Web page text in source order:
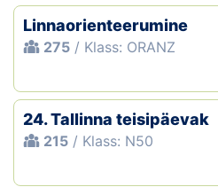
Linnaorienteerumine
275 / Klass: ORANZ
24. Tallinna teisipäevak
215 / Klass: N50